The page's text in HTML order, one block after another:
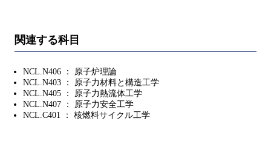
関連する科目
NCL.N406 ： 原子炉理論
NCL.N403 ： 原子力材料と構造工学
NCL.N405 ： 原子力熱流体工学
NCL.N407 ： 原子力安全工学
NCL.C401 ： 核燃料サイクル工学